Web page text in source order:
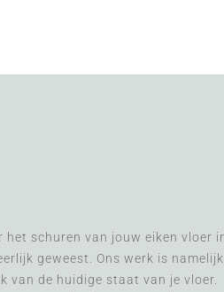
schuren van jouw eiken vloer
geweest. Ons werk is namelijk
van de huidige staat van je vloer.